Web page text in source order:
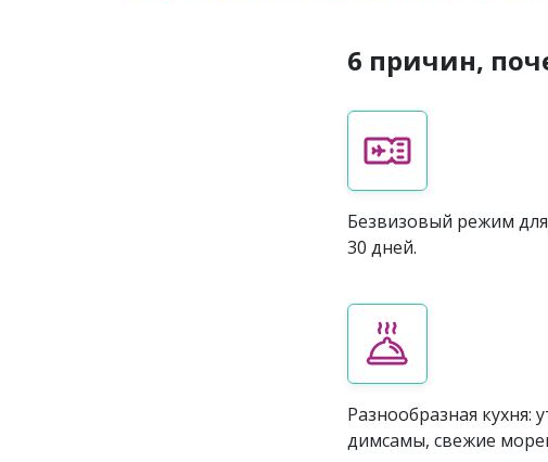
6 причин,
Безвизовый режим
30 дней.
Разнообразная кухня:
димсамы, свежие